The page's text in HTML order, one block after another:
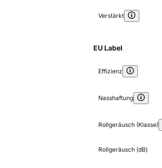
Verstärkt
EU Label
Effizienz
Nasshaftung
Rollgeräusch (Klasse)
Rollgeräusch (dB)